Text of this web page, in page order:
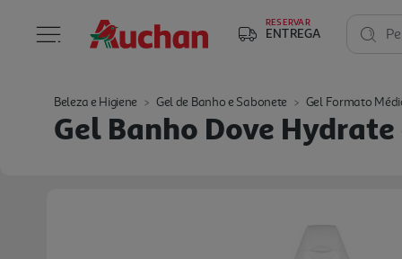
RESERVAR
ENTREGA
Beleza e Higiene Gel de Banho e Sabonete Gel Formato
Gel Banho Dove